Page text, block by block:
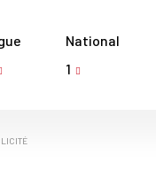
National
1